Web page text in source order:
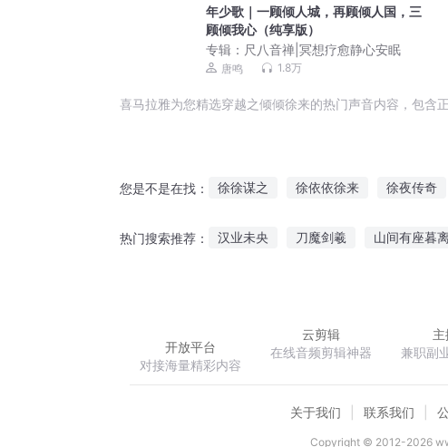
年少歌｜一顾倾人城，再顾倾人国，三
顾倾我心（纯享版）
专辑： 尺八音禅|冥想疗愈静心安眠
唐鸣 1.8万
喜马拉雅为您精选穿越之倾倾徐来的热门声音内容，包含
您是不是在找： 徐徐谋之 徐依依徐来 徐夜传奇
热门搜索推荐： 汉业未央 刀魔剑羲 山间有座暮
开放平台
对接海量精彩内容
云剪辑
在线音频剪辑神器
主
兼职副
关于我们 联系我们
Copyright © 2012-2026